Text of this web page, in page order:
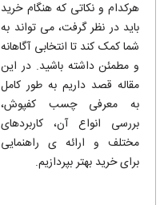
هرکدام و نکاتی که هنگام خرید
باید در نظر گرفت، می ‌تواند به
شما کمک کند تا انتخابی آگاهانه
و مطمئن داشته باشید. در این
مقاله قصد داریم به طور کامل
به معرفی چسب کفپوش،
بررسی انواع آن، کاربردهای
مختلف و ارائه‌ ی راهنمایی
برای خرید بهتر بپردازیم.